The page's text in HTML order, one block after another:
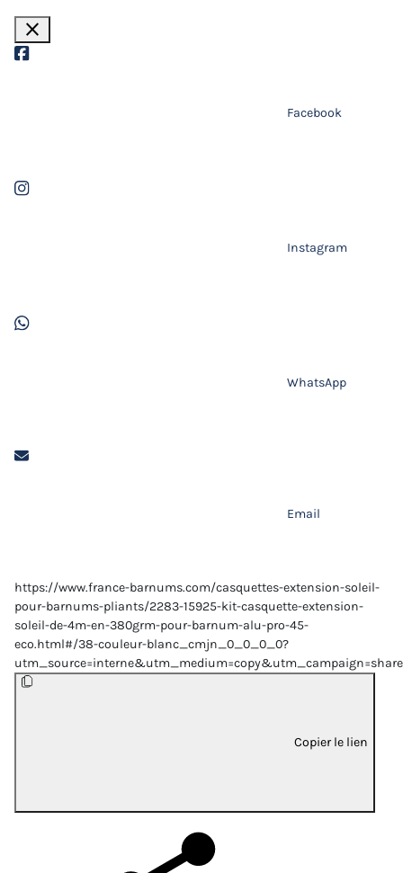
close
Facebook
Instagram
WhatsApp
Email
https://www.france-barnums.com/casquettes-extension-soleil-
pour-barnums-pliants/2283-15925-kit-casquette-extension-
soleil-de-4m-en-380grm-pour-barnum-alu-pro-45-
eco.html#/38-couleur-blanc_cmjn_0_0_0_0?
Copier le lien